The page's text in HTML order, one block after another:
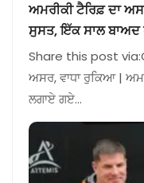
ਅਮਰੀਕੀ ਟੈਰਿਫ਼ ਦਾ
ਸੁਸਤ, ਇੱਕ ਸਾਲ ਬਾਅਦ
Share this post
ਅਸਰ, ਵਾਧਾ ਰੁਕਿਆ |
ਲਗਾਏ ਗਏ…